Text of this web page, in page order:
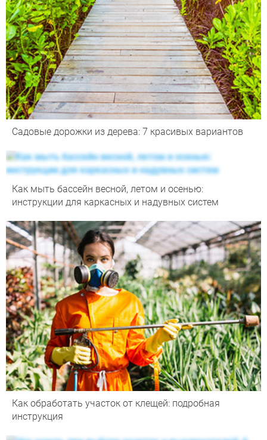
Садовые дорожки из дерева: 7 красивых вариантов
Как мыть бассейн весной, летом и осенью:
инструкции для каркасных и надувных систем
Как обработать участок от клещей: подробная
инструкция